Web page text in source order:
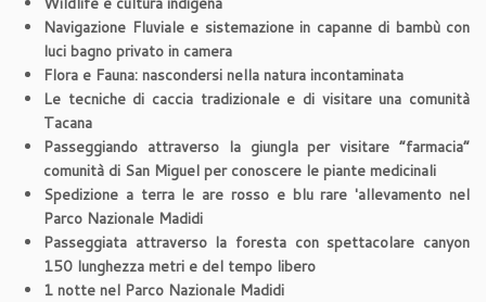
Navigazione Fluviale e sistemazione in capanne di bambù con
luci bagno privato in camera
Flora e Fauna: nascondersi nella natura incontaminata
Le tecniche di caccia tradizionale e di visitare una comunità
Tacana
Passeggiando attraverso la giungla per visitare “farmacia”
comunità di San Miguel per conoscere le piante medicinali
Spedizione a terra le are rosso e blu rare 'allevamento nel
Parco Nazionale Madidi
Passeggiata attraverso la foresta con spettacolare canyon
150 lunghezza metri e del tempo libero
1 notte nel Parco Nazionale Madidi